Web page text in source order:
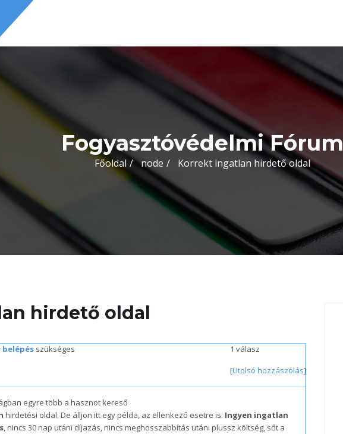
Fogyasztóvédelmi Fórum
Főoldal node Korrekt ingatlan hirdető oldal
hirdető oldal
belépés szükséges
1 válasz
[Utolsó hozzászólás]
egyre több a hasznot kereső
hirdetési oldal. De álljon itt egy példa, az ellenkező esetre is. Ingyen ingatlan
, nincs 30 nap utáni díjazás, nincs meghosszabbítás utáni plussz költség, sőt a